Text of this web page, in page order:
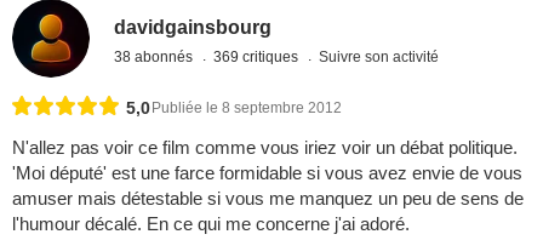
davidgainsbourg
38 abonnés 369 critiques Suivre son activité
5,0Publiée le 8 septembre 2012
N'allez pas voir ce film comme vous iriez voir un débat politique.
'Moi député' est une farce formidable si vous avez envie de vous
amuser mais détestable si vous me manquez un peu de sens de
l'humour décalé. En ce qui me concerne j'ai adoré.